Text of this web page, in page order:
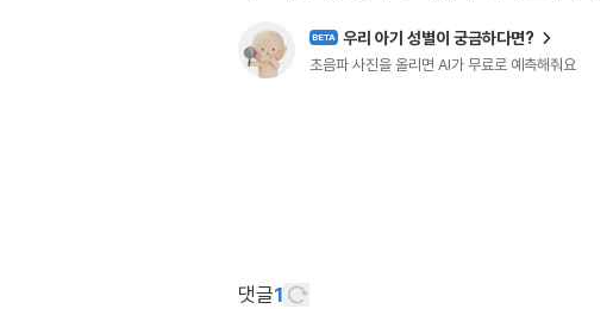
BETA 우리 아기 성별이 궁금하다면?
초음파 사진을 올리면 AI가 무료로 예측해줘요
댓글1